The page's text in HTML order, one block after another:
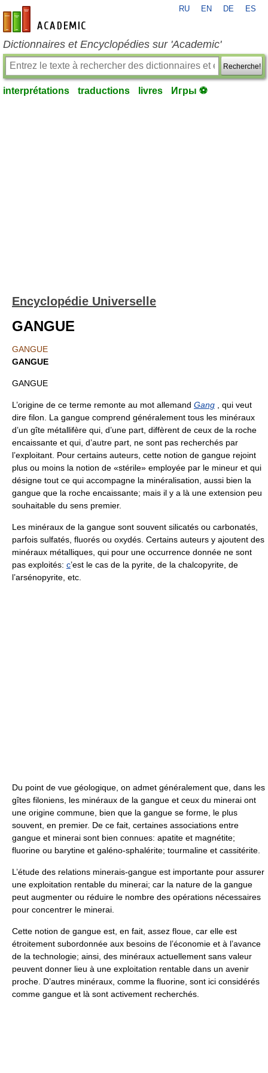
fr-academic.com
RU EN DE ES
Dictionnaires et Encyclopédies sur 'Academic'
Recherche!
interprétations traductions livres Игры ⚽
Encyclopédie Universelle
GANGUE
GANGUE
GANGUE
GANGUE
L’origine de ce terme remonte au mot allemand Gang , qui veut
dire filon. La gangue comprend généralement tous les minéraux
d’un gîte métallifère qui, d’une part, diffèrent de ceux de la roche
encaissante et qui, d’autre part, ne sont pas recherchés par
l’exploitant. Pour certains auteurs, cette notion de gangue rejoint
plus ou moins la notion de «stérile» employée par le mineur et qui
désigne tout ce qui accompagne la minéralisation, aussi bien la
gangue que la roche encaissante; mais il y a là une extension peu
souhaitable du sens premier.
Les minéraux de la gangue sont souvent silicatés ou carbonatés,
parfois sulfatés, fluorés ou oxydés. Certains auteurs y ajoutent des
minéraux métalliques, qui pour une occurrence donnée ne sont
pas exploités: c’est le cas de la pyrite, de la chalcopyrite, de
l’arsénopyrite, etc.
Du point de vue géologique, on admet généralement que, dans les
gîtes filoniens, les minéraux de la gangue et ceux du minerai ont
une origine commune, bien que la gangue se forme, le plus
souvent, en premier. De ce fait, certaines associations entre
gangue et minerai sont bien connues: apatite et magnétite;
fluorine ou barytine et galéno-sphalérite; tourmaline et cassitérite.
L’étude des relations minerais-gangue est importante pour assurer
une exploitation rentable du minerai; car la nature de la gangue
peut augmenter ou réduire le nombre des opérations nécessaires
pour concentrer le minerai.
Cette notion de gangue est, en fait, assez floue, car elle est
étroitement subordonnée aux besoins de l’économie et à l’avance
de la technologie; ainsi, des minéraux actuellement sans valeur
peuvent donner lieu à une exploitation rentable dans un avenir
proche. D’autres minéraux, comme la fluorine, sont ici considérés
comme gangue et là sont activement recherchés.